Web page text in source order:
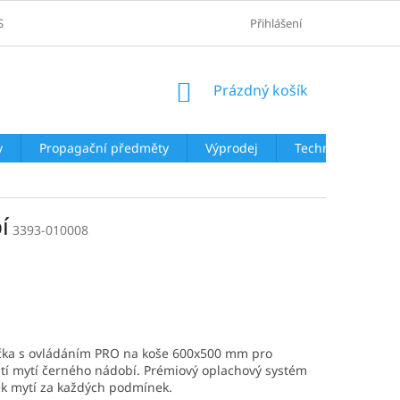
ÚDAJŮ Přihlášení
NÁKUPNÍ
Prázdný košík
Propagační předměty Výprodej
Technologie
3393-010008
s ovládáním PRO na koše 600x500 mm pro
mytí černého nádobí. Prémiový oplachový systém
mytí za každých podmínek.